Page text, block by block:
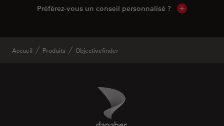
Préférez-vous un conseil personnalisé ? Show local
Accueil Produits Objectivefinder
Danaher Logo